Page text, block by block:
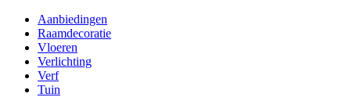
Aanbiedingen
Raamdecoratie
Vloeren
Verlichting
Verf
Tuin